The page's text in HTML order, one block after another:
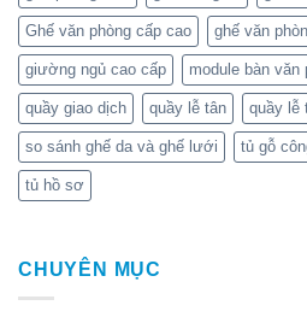
Ghế văn phòng cấp cao ghế văn
giường ngủ cao cấp module bàn văn
quầy giao dịch quầy lễ tân quầy lễ
so sánh ghế da và ghế lưới tủ gỗ
tủ hồ sơ
CHUYÊN MỤC